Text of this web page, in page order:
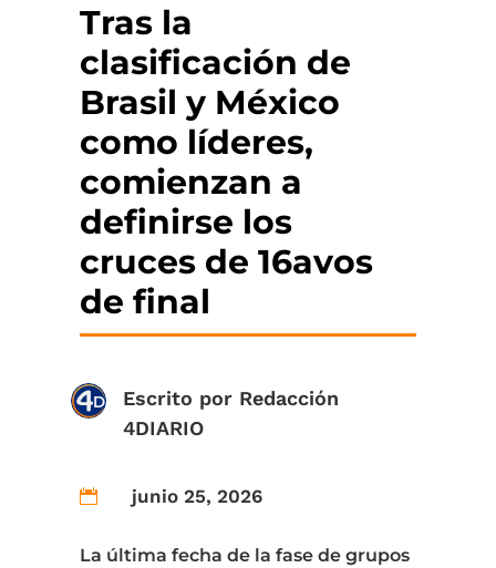
Tras la
clasificación de
Brasil y México
como líderes,
comienzan a
definirse los
cruces de 16avos
de final
Escrito por Redacción
4DIARIO
 junio 25, 2026
La última fecha de la fase de grupos